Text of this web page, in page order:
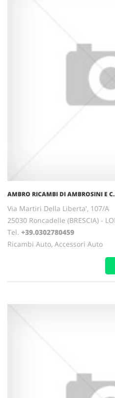
AMBRO RICAMBI DI AMBROSINI E C.
Via Martiri Della Liberta', 107/A
25030 Roncadelle (BRESCIA) -
Tel. +39.0302780459
Ricambi Auto, Accessori Auto